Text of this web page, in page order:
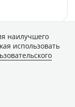
наилучшего
использовать